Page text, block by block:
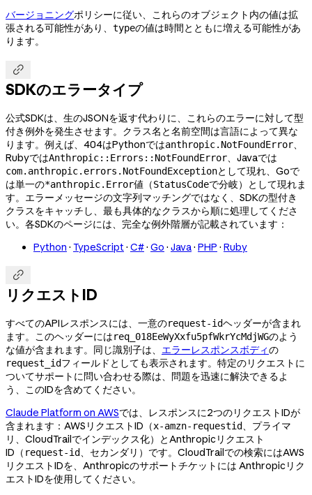
バージョニングポリシーに従い、これらのオブジェクト内の値は拡
張される可能性があり、 typeの値は時間とともに増える可能性があ
ります。

SDKのエラータイプ
公式SDKは、生のJSONを返す代わりに、これらのエラーに対して型
付き例外を発生させます。クラス名と名前空間は言語によって異な
ります。例えば、404はPythonではanthropic.NotFoundError、
RubyではAnthropic::Errors::NotFoundError、Javaでは
com.anthropic.errors.NotFoundExceptionとして現れ、Goで
は単一の*anthropic.Error値（StatusCodeで分岐）として現れま
す。エラーメッセージの文字列マッチングではなく、SDKの型付き
クラスをキャッチし、最も具体的なクラスから順に処理してくださ
い。各SDKのページには、完全な例外階層が記載されています：
Python · TypeScript· C#· Go · Java· PHP · Ruby

リクエストID
すべてのAPIレスポンスには、一意のrequest-idヘッダーが含まれ
ます。このヘッダーにはreq_018EeWyXxfu5pfWkrYcMdjWGのよう
な値が含まれます。同じ識別子は、 エラーレスポンスボディの
request_idフィールドとしても表示されます。特定のリクエストに
ついてサポートに問い合わせる際は、問題を迅速に解決できるよ
う、このIDを含めてください。
Claude Platform on AWSでは、レスポンスに2つのリクエストIDが
含まれます：AWSリクエストID（x-amzn-requestid、プライマ
リ、CloudTrailでインデックス化）とAnthropicリクエスト
ID（ request-id、セカンダリ）です。CloudTrailでの検索にはAWS
リクエストIDを、Anthropicのサポートチケットには Anthropicリク
エストIDを使用してください。